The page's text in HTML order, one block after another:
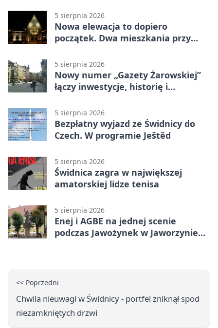
5 sierpnia 2026
Nowa elewacja to dopiero
początek. Dwa mieszkania przy
5 sierpnia 2026
Nowy numer „Gazety Żarowskiej”
łączy inwestycje, historię i
5 sierpnia 2026
Bezpłatny wyjazd ze Świdnicy do
Czech. W programie Ještěd
5 sierpnia 2026
Świdnica zagra w największej
amatorskiej lidze tenisa
5 sierpnia 2026
Enej i AGBE na jednej scenie
podczas Jawożynek w Jaworzynie
<< Poprzedni
Chwila nieuwagi w Świdnicy - portfel zniknął spod
niezamkniętych drzwi